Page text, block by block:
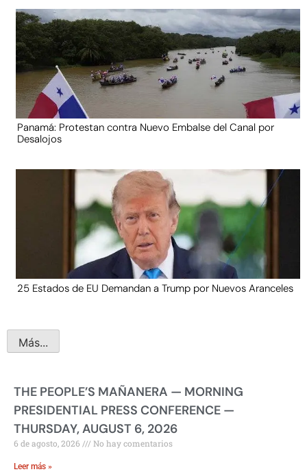
Panamá: Protestan contra Nuevo Embalse del Canal por
Desalojos
25 Estados de EU Demandan a Trump por Nuevos Aranceles
Más...
THE PEOPLE’S MAÑANERA — MORNING
PRESIDENTIAL PRESS CONFERENCE —
THURSDAY, AUGUST 6, 2026
6 de agosto, 2026 No hay comentarios
Leer más »